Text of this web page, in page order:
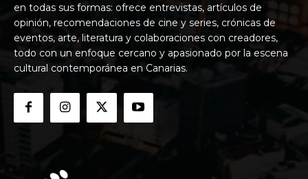
en todas sus formas: ofrece entrevistas, artículos de
opinión, recomendaciones de cine y series, crónicas de
eventos, arte, literatura y colaboraciones con creadores,
todo con un enfoque cercano y apasionado por la escena
cultural contemporánea en Canarias.